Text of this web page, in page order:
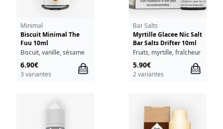
Minimal
Biscuit Minimal The
Fuu 10ml
Biscuit, vanille, sésame
6.90€
3 variantes
Bar Salts
Myrtille Glacee Nic Salt
Bar Salts Drifter 10ml
Fruits, myrtille, fraîcheur
5.90€
2 variantes